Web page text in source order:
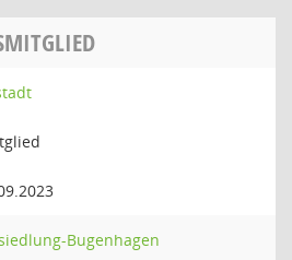
Bugenhagen